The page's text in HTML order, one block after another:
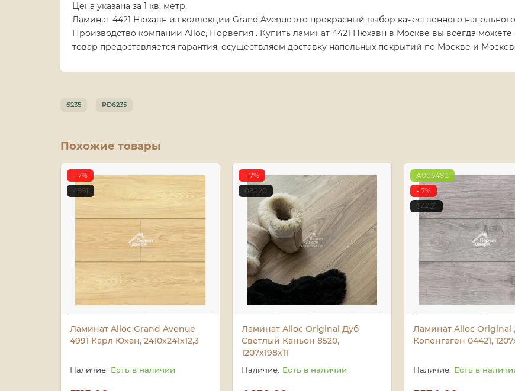
Цена указана за 1 кв. метр.
Ламинат 4421 Нюхавн из коллекции Grand Avenue это прекрасный выбор качественного
Производство компании Alloc, Норвегия . Купить ламинат 4421 Нюхавн в Москве вы всегда
товар предоставляется гарантия, осуществляем доставку напольных покрытий по Москве и
6235 PD6235
Похожие товары
- 7%
4991
Ламинат Alloc Grand Avenue
4991 Карл Юхан, 2410x241х12,3
Есть в наличии
- 7%
08520
Ламинат Alloc Original Дуб
Светлый Каньон 8520,
1207x198х11
Есть в наличии
A006482
- 7%
04421
Ламинат Alloc Original
Копенгаген 04421,
Есть в